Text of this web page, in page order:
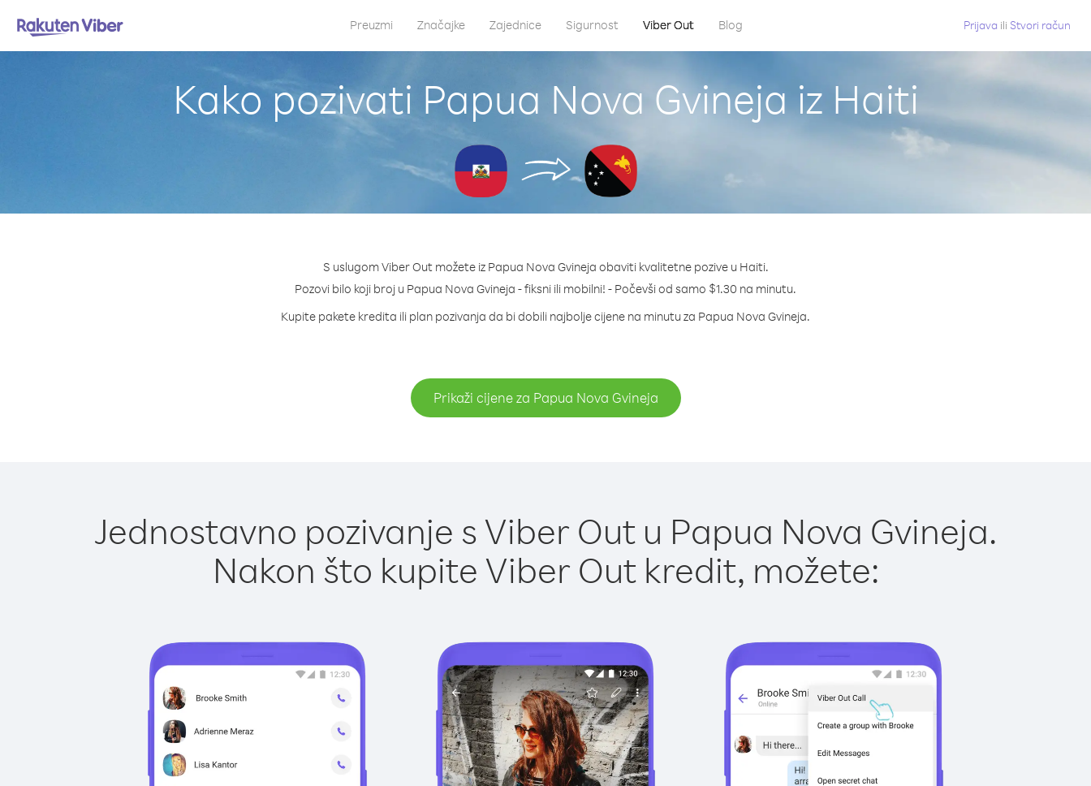
Preuzmi Značajke Zajednice Sigurnost Viber Out Blog Prijava ili Stvori račun
Kako pozivati Papua Nova Gvineja iz Haiti
S uslugom Viber Out možete iz Papua Nova Gvineja obaviti kvalitetne pozive u Haiti.
Pozovi bilo koji broj u Papua Nova Gvineja - fiksni ili mobilni! - Počevši od samo $1.30 na minutu.
Kupite pakete kredita ili plan pozivanja da bi dobili najbolje cijene na minutu za Papua Nova Gvineja.
Prikaži cijene za Papua Nova Gvineja
Jednostavno pozivanje s Viber Out u Papua Nova Gvineja.
Nakon što kupite Viber Out kredit, možete: